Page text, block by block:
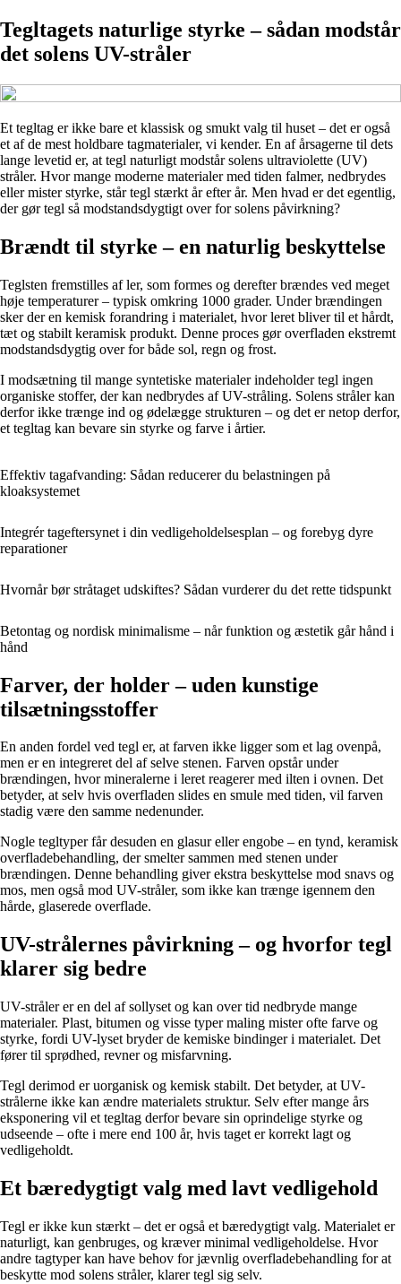
Tegltagets naturlige styrke – sådan modstår
det solens UV-stråler
Et tegltag er ikke bare et klassisk og smukt valg til huset – det er også
et af de mest holdbare tagmaterialer, vi kender. En af årsagerne til dets
lange levetid er, at tegl naturligt modstår solens ultraviolette (UV)
stråler. Hvor mange moderne materialer med tiden falmer, nedbrydes
eller mister styrke, står tegl stærkt år efter år. Men hvad er det egentlig,
der gør tegl så modstandsdygtigt over for solens påvirkning?
Brændt til styrke – en naturlig beskyttelse
Teglsten fremstilles af ler, som formes og derefter brændes ved meget
høje temperaturer – typisk omkring 1000 grader. Under brændingen
sker der en kemisk forandring i materialet, hvor leret bliver til et hårdt,
tæt og stabilt keramisk produkt. Denne proces gør overfladen ekstremt
modstandsdygtig over for både sol, regn og frost.
I modsætning til mange syntetiske materialer indeholder tegl ingen
organiske stoffer, der kan nedbrydes af UV-stråling. Solens stråler kan
derfor ikke trænge ind og ødelægge strukturen – og det er netop derfor,
et tegltag kan bevare sin styrke og farve i årtier.
Effektiv tagafvanding: Sådan reducerer du belastningen på
kloaksystemet
Integrér tageftersynet i din vedligeholdelsesplan – og forebyg dyre
reparationer
Hvornår bør stråtaget udskiftes? Sådan vurderer du det rette tidspunkt
Betontag og nordisk minimalisme – når funktion og æstetik går hånd i
hånd
Farver, der holder – uden kunstige
tilsætningsstoffer
En anden fordel ved tegl er, at farven ikke ligger som et lag ovenpå,
men er en integreret del af selve stenen. Farven opstår under
brændingen, hvor mineralerne i leret reagerer med ilten i ovnen. Det
betyder, at selv hvis overfladen slides en smule med tiden, vil farven
stadig være den samme nedenunder.
Nogle tegltyper får desuden en glasur eller engobe – en tynd, keramisk
overfladebehandling, der smelter sammen med stenen under
brændingen. Denne behandling giver ekstra beskyttelse mod snavs og
mos, men også mod UV-stråler, som ikke kan trænge igennem den
hårde, glaserede overflade.
UV-strålernes påvirkning – og hvorfor tegl
klarer sig bedre
UV-stråler er en del af sollyset og kan over tid nedbryde mange
materialer. Plast, bitumen og visse typer maling mister ofte farve og
styrke, fordi UV-lyset bryder de kemiske bindinger i materialet. Det
fører til sprødhed, revner og misfarvning.
Tegl derimod er uorganisk og kemisk stabilt. Det betyder, at UV-
strålerne ikke kan ændre materialets struktur. Selv efter mange års
eksponering vil et tegltag derfor bevare sin oprindelige styrke og
udseende – ofte i mere end 100 år, hvis taget er korrekt lagt og
vedligeholdt.
Et bæredygtigt valg med lavt vedligehold
Tegl er ikke kun stærkt – det er også et bæredygtigt valg. Materialet er
naturligt, kan genbruges, og kræver minimal vedligeholdelse. Hvor
andre tagtyper kan have behov for jævnlig overfladebehandling for at
beskytte mod solens stråler, klarer tegl sig selv.